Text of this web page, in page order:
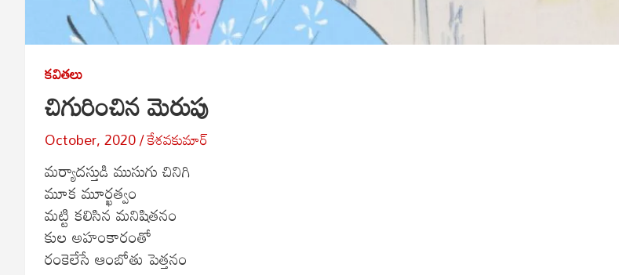
కవితలు
చిగురించిన మెరుపు
October, 2020 కేశవకుమార్
మర్యాదస్తుడి ముసుగు చినిగి
మూక మూర్ఖత్వం
మట్టి కలిసిన మనిషితనం
కుల అహంకారంతో
రంకెలేసే ఆంబోతు పెత్తనం